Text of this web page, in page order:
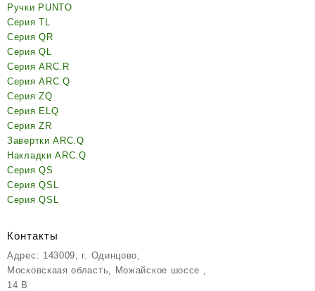
Ручки PUNTO
Серия TL
Серия QR
Серия QL
Серия ARC.R
Серия ARC.Q
Серия ZQ
Серия ELQ
Серия ZR
Завертки ARC.Q
Накладки ARC.Q
Серия QS
Серия QSL
Серия QSL
Контакты
Адрес: 143009, г. Одинцово,
Московскаая область, Можайское шоссе ,
14 В